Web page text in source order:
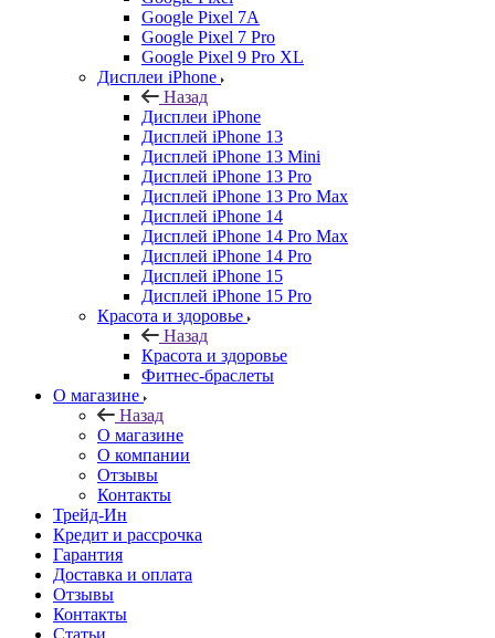
Google Pixel 7А
Google Pixel 7 Pro
Google Pixel 9 Pro XL
Дисплеи iPhone
Назад
Дисплеи iPhone
Дисплей iPhone 13
Дисплей iPhone 13 Mini
Дисплей iPhone 13 Pro
Дисплей iPhone 13 Pro Max
Дисплей iPhone 14
Дисплей iPhone 14 Pro Max
Дисплей iPhone 14 Pro
Дисплей iPhone 15
Дисплей iPhone 15 Pro
Красота и здоровье
Назад
Красота и здоровье
Фитнес-браслеты
О магазине
Назад
О магазине
О компании
Отзывы
Контакты
Трейд-Ин
Кредит и рассрочка
Гарантия
Доставка и оплата
Отзывы
Контакты
Статьи